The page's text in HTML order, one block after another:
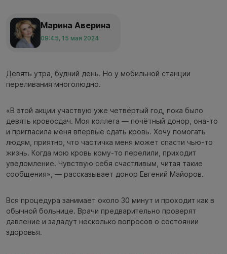
Марина Аверина
09:45, 15 мая 2024
Девять утра, будний день. Но у мобильной станции
переливания многолюдно.
«В этой акции участвую уже четвёртый год, пока было
девять кровосдач. Моя коллега — почётный донор, она-то
и пригласила меня впервые сдать кровь. Хочу помогать
людям, приятно, что частичка меня может спасти чью-то
жизнь. Когда мою кровь кому-то перелили, приходит
уведомление. Чувствую себя счастливым, читая такие
сообщения», — рассказывает донор Евгений Майоров.
Вся процедура занимает около 30 минут и проходит как в
обычной больнице. Врачи предварительно проверят
давление и зададут несколько вопросов о состоянии
здоровья.